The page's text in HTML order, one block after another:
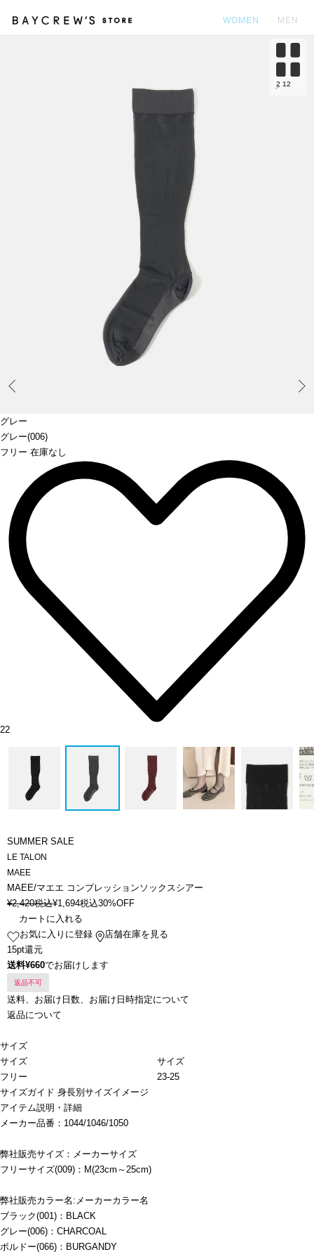
WOMEN MEN
グレー
グレー(006)
フリー 在庫なし
2 12
22
SUMMER SALE
LE TALON
MAEE
MAEE/マエエ コンプレッションソックスシアー
¥2,420税込¥1,694税込30%OFF
カートに入れる
お気に入りに登録
店舗在庫を見る
15pt還元
送料¥660でお届けします
返品不可
送料、お届け日数、お届け日時指定について
返品について
サイズ
サイズ
サイズ
フリー
23-25
サイズガイド 身長別サイズイメージ
アイテム説明・詳細
メーカー品番：1044/1046/1050
弊社販売サイズ：メーカーサイズ
フリーサイズ(009)：M(23cm～25cm)
弊社販売カラー名:メーカーカラー名
ブラック(001)：BLACK
グレー(006)：CHARCOAL
ボルドー(066)：BURGANDY